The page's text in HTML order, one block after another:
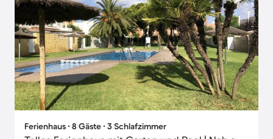
Ferienhaus ∙ 8 Gäste ∙ 3 Schlafzimmer